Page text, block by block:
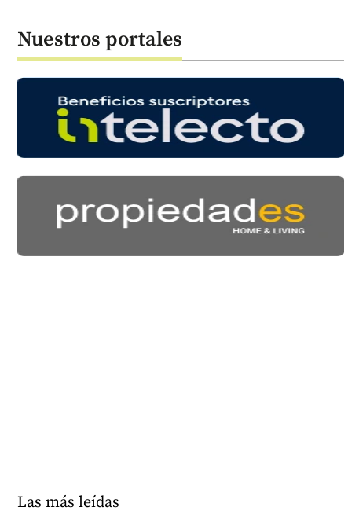
Nuestros portales
Las más leídas